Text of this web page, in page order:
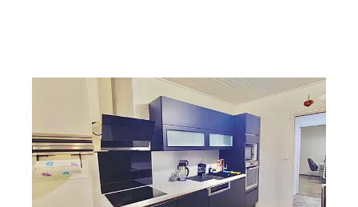
VAULX EN VELIN 69
, 4 pièces
Ref : 135142
Appartement F4 à vendre
155 000 €